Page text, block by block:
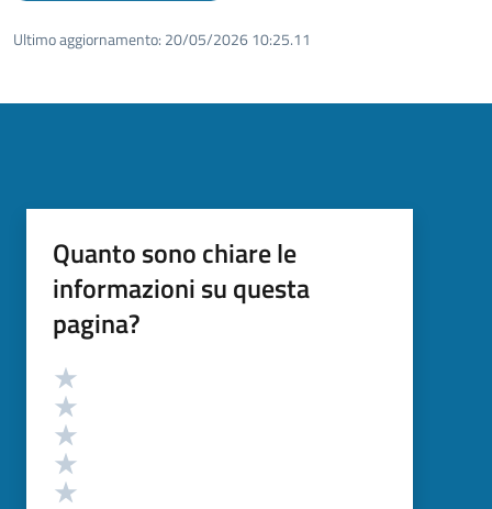
Ultimo aggiornamento: 20/05/2026 10:25.11
Quanto sono chiare le
informazioni su questa
pagina?
Valutazione